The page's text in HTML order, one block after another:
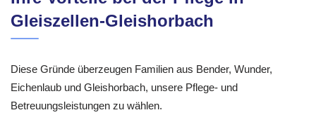
Gleiszellen-Gleishorbach
Diese Gründe überzeugen Familien aus Bender, Wunder,
Eichenlaub und Gleishorbach, unsere Pflege- und
Betreuungsleistungen zu wählen.